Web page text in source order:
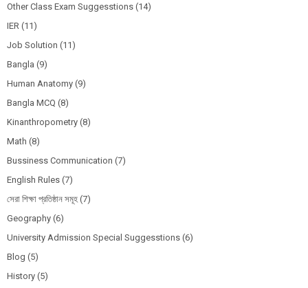
Other Class Exam Suggesstions (14)
IER (11)
Job Solution (11)
Bangla (9)
Human Anatomy (9)
Bangla MCQ (8)
Kinanthropometry (8)
Math (8)
Bussiness Communication (7)
English Rules (7)
সেরা শিক্ষা প্রতিষ্ঠান সমূহ (7)
Geography (6)
University Admission Special Suggesstions (6)
Blog (5)
History (5)